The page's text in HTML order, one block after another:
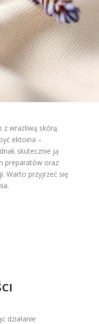
z wrażliwą skórą.
ektoina –
skutecznie ją
preparatów oraz
Warto przyjrzeć się
działanie